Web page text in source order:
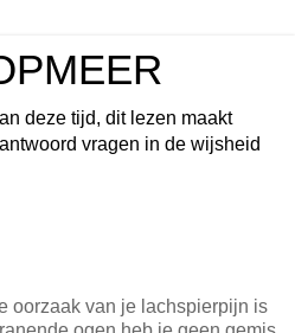
deze tijd, dit lezen maakt
vragen in de wijsheid
oorzaak van je lachspierpijn is